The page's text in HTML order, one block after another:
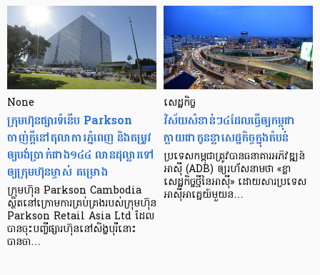
None
ក្រុមហ៊ុនផ្សារទំនើប Parkson
ចាញ់ក្ដីនៅតុលាការភ្នំពេញ និងតម្រូវ
ឲ្យបង់ប្រាក់ជាង១៤៤ លានដុល្លារទៅ
ឲ្យក្រុមហ៊ុនម្ចាស់ គម្រោង
ក្រុមហ៊ុន Parkson Cambodia
ស្ថិតនៅក្រោមការគ្រប់គ្រងរបស់ក្រុមហ៊ុន
Parkson Retail Asia Ltd ដែល
បានចុះបញ្ចីផ្សារហ៊ុននៅសិង្ហបុរីនោះ
បានចា…
សេដ្ឋកិច្ច​
វិស័យ​សំខាន់ៗ​៤​ដែល​ធ្វើ​ឲ្យ​កម្ពុជា​
ក្លាយ​ជា​កូន​ខ្លា​សេដ្ឋកិច្ច​ក្នុង​តំបន់
ប្រទេស​កម្ពុជា​ត្រូវ​បាន​ធនាគារ​អភិវឌ្ឍន៍​
អាស៊ី (ADB) ឲ្យ​រហ័ស​នាមថា «ខ្លា​
សេដ្ឋកិច្ច​ថ្មី​នៃ​អាស៊ី» ដោយសារ​ប្រទេស​
អាស៊ី​អាគ្នេយ៍​មួយ​ន…